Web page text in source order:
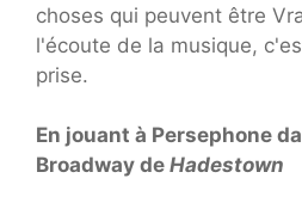
choses qui peuvent être
l'écoute de la musique,
prise.
En jouant à Persephone
Broadway de Hadestown